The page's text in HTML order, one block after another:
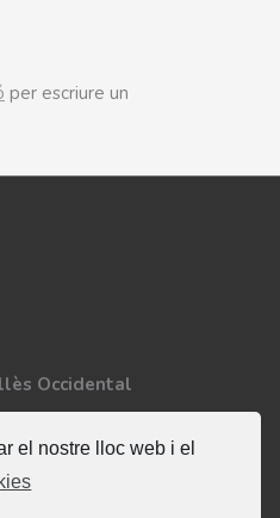
el nostre lloc web i el
per escriure un
Occidental